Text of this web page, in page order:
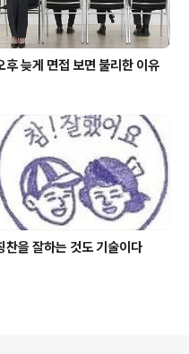
후 늦게 면접 보면 불리한 이유
찬을 잘하는 것도 기술이다